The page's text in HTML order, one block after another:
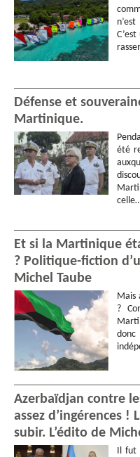
Défense et
Martinique.
été
Et si la Martinique
? Politique-fiction
Michel Taube
Mais
?
Azerbaïdjan contre
assez d’ingérences !
subir. L’édito de
Il fut